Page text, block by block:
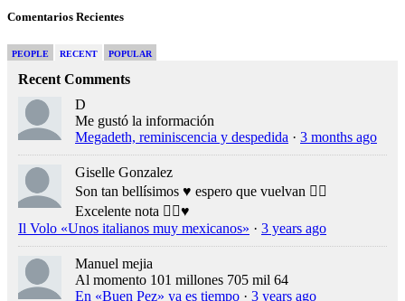
Comentarios Recientes
PEOPLE RECENT POPULAR
Recent Comments
D
Me gustó la información
Megadeth, reminiscencia y despedida · 3 months ago
Giselle Gonzalez
Son tan bellísimos ♥️ espero que vuelvan 👍🏻
Excelente nota 👍🏻♥️
Il Volo «Unos italianos muy mexicanos» · 3 years ago
Manuel mejia
Al momento 101 millones 705 mil 64
En «Buen Pez» ya es tiempo · 3 years ago